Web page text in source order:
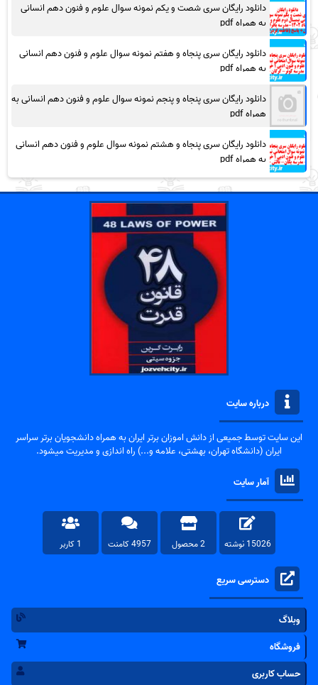
دانلود رایگان سری شصت و یکم نمونه سوال علوم و فنون دهم انسانی
به همراه pdf
دانلود رایگان سری پنجاه و هفتم نمونه سوال علوم و فنون دهم انسانی
به همراه pdf
دانلود رایگان سری پنجاه و پنجم نمونه سوال علوم و فنون دهم انسانی به
همراه pdf
دانلود رایگان سری پنجاه و هشتم نمونه سوال علوم و فنون دهم انسانی
به همراه pdf
درباره سایت
این سایت توسط جمیعی از دانش اموزان برتر ایران به همراه دانشجویان برتر سراسر
ایران (دانشگاه تهران، بهشتی، علامه و...) راه اندازی و مدیریت میشود.
آمار سایت
15026 نوشته 2 محصول 4957 کامنت 1 کاربر
دسترسی سریع
وبلاگ
فروشگاه
حساب کاربری